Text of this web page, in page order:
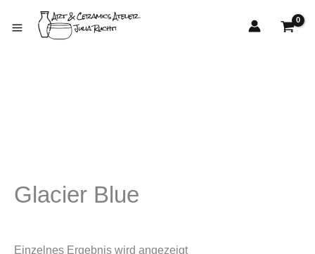
Inhalt
Glacier Blue
Einzelnes Ergebnis wird angezeigt